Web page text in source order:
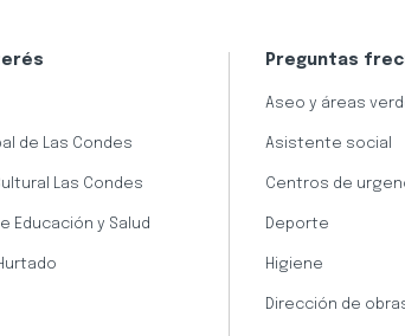
de Las Condes
Las Condes
Educación y Salud
Preguntas
Aseo y áreas
Asistente social
Centros de
Deporte
Higiene
Dirección de